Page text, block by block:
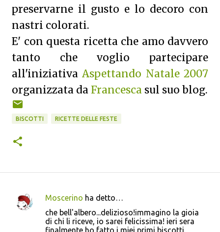
preservarne il gusto e lo decoro con
nastri colorati.
E' con questa ricetta che amo davvero
tanto che voglio partecipare
all'iniziativaAspettando Natale 2007
organizzata daFrancesca sul suo blog.
BISCOTTI RICETTE DELLE FESTE
C
Moscerino ha detto…
che bell'albero...delizioso!immagino la gioia
di chi li riceve, io sarei felicissima! ieri sera
finalmente ho fatto i miei primi biscotti